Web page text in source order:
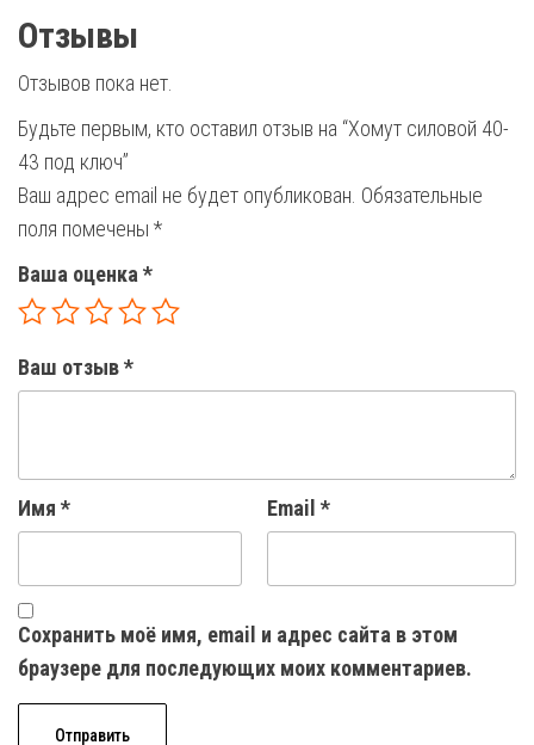
Отзывы
Отзывов пока нет.
Будьте первым, кто оставил отзыв на “Хомут силовой 40-
43 под ключ”
Ваш адрес email не будет опубликован. Обязательные
поля помечены *
Ваша оценка *
Ваш отзыв*
Имя * Email *
Сохранить моё имя, email и адрес сайта в этом
браузере для последующих моих комментариев.